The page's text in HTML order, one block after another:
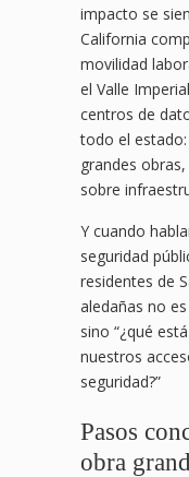
impacto se
California
movilidad
el Valle
centros de
todo el
grandes
sobre
Y cuando
seguridad
residentes de
aledañas no
sino “¿qué
nuestros
seguridad?”
Pasos
obra